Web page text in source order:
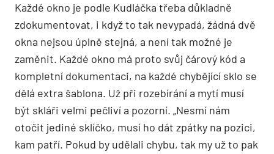
Každé okno je podle Kudláčka třeba důkladně
zdokumentovat, i když to tak nevypadá, žádná dvě
okna nejsou úplně stejná, a není tak možné je
zaměnit. Každé okno má proto svůj čárový kód a
kompletní dokumentaci, na každé chybějící sklo se
dělá extra šablona. Už při rozebírání a mytí musí
být skláři velmi pečliví a pozorní. „Nesmí nám
otočit jediné sklíčko, musí ho dát zpátky na pozici,
kam patří. Pokud by udělali chybu, tak my už to pak